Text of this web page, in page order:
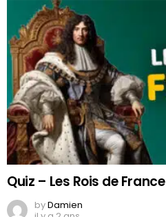
Quiz – Les Rois de France
byDamien